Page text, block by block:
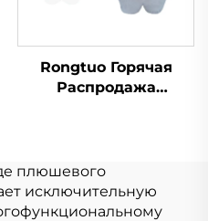
Rongtuo Горячая
Распродажа
Пользовательские
Kpop Плюшевые
Игрушки Куклы 10 см
плюшевого
исключительную